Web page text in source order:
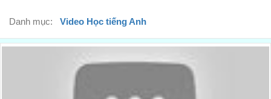
Danh mục: Video Học tiếng Anh